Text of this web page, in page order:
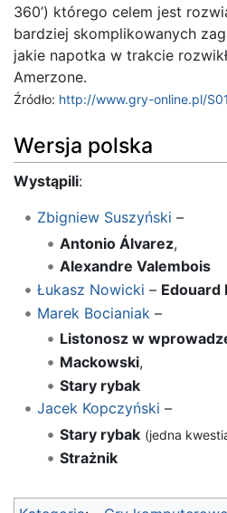
360’) którego celem jest
bardziej skomplikowanych
jakie napotka w trakcie
Amerzone.
Źródło: http://www.gry-online.pl/
Wersja polska
Wystąpili:
Zbigniew Suszyński –
Antonio Álvarez,
Alexandre Valembois
Łukasz Nowicki – Edouard
Marek Bocianiak –
Listonosz w
Mackowski,
Stary rybak
Jacek Kopczyński –
Stary rybak (jedna
Strażnik